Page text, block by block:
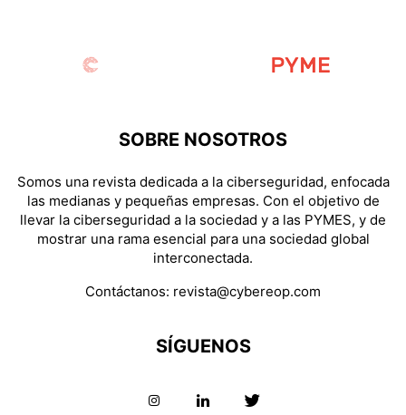
SOBRE NOSOTROS
Somos una revista dedicada a la ciberseguridad, enfocada
las medianas y pequeñas empresas. Con el objetivo de
llevar la ciberseguridad a la sociedad y a las PYMES, y de
mostrar una rama esencial para una sociedad global
interconectada.
Contáctanos: revista@cybereop.com
SÍGUENOS